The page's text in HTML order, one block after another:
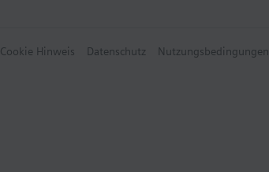
Cookie Hinweis Datenschutz Nutzungsbedingungen